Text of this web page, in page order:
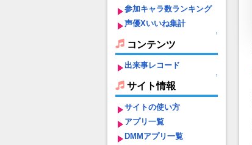
参加キャラ数ランキング
声優Xいいね集計
↑
コンテンツ
出来事レコード
↑
サイト情報
サイトの使い方
アプリ一覧
DMMアプリ一覧